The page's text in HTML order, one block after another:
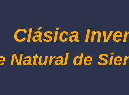
Clásica
Natural de